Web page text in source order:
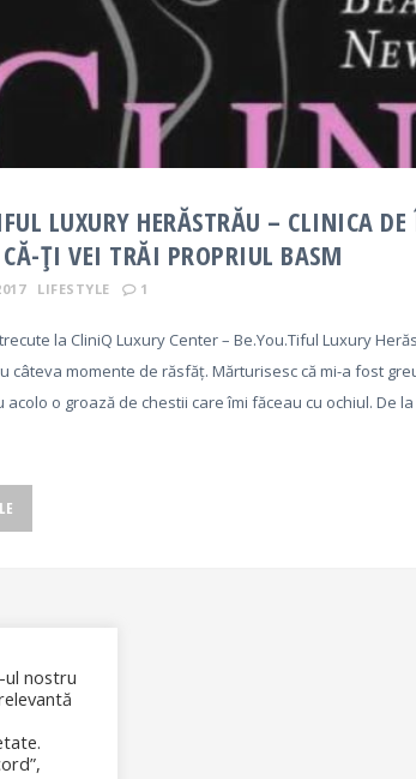
LUXURY HERĂSTRĂU – CLINICA DE
ȚI VEI TRĂI PROPRIUL BASM
LIFESTYLE 1
la CliniQ Luxury Center – Be.You.Tiful Luxury
câteva momente de răsfăț. Mărturisesc că mi-a fost
acolo o groază de chestii care îmi făceau cu ochiul. De
ul nostru